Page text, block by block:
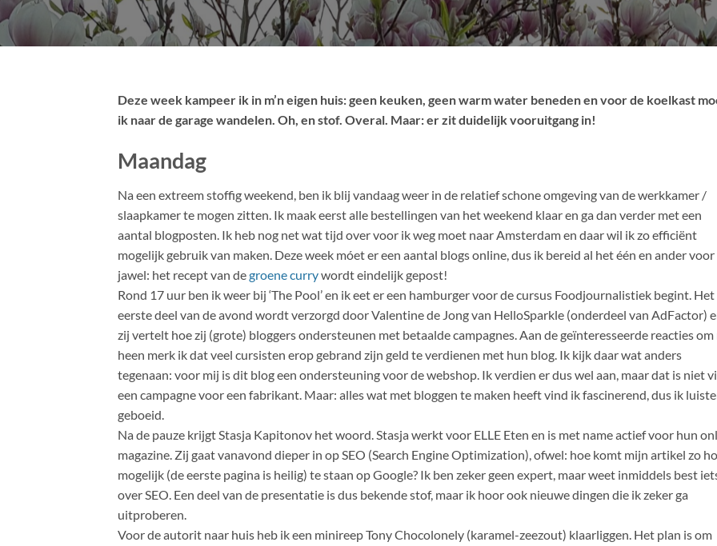
Deze week kampeer ik in m’n eigen huis: geen keuken, geen warm water beneden en voor de koelkast
ik naar de garage wandelen. Oh, en stof. Overal. Maar: er zit duidelijk vooruitgang in!
Maandag
Na een extreem stoffig weekend, ben ik blij vandaag weer in de relatief schone omgeving van de werkkamer /
slaapkamer te mogen zitten. Ik maak eerst alle bestellingen van het weekend klaar en ga dan verder met een
aantal blogposten. Ik heb nog net wat tijd over voor ik weg moet naar Amsterdam en daar wil ik zo efficiënt
mogelijk gebruik van maken. Deze week móet er een aantal blogs online, dus ik bereid al het één en ander voor
jawel: het recept van degroene currywordt eindelijk gepost!
Rond 17 uur ben ik weer bij ‘The Pool’ en ik eet er een hamburger voor de cursus Foodjournalistiek begint. Het
eerste deel van de avond wordt verzorgd door Valentine de Jong van HelloSparkle (onderdeel van AdFactor)
zij vertelt hoe zij (grote) bloggers ondersteunen met betaalde campagnes. Aan de geïnteresseerde reacties om
heen merk ik dat veel cursisten erop gebrand zijn geld te verdienen met hun blog. Ik kijk daar wat anders
tegenaan: voor mij is dit blog een ondersteuning voor de webshop. Ik verdien er dus wel aan, maar dat is niet
een campagne voor een fabrikant. Maar: alles wat met bloggen te maken heeft vind ik fascinerend, dus ik
geboeid.
Na de pauze krijgt Stasja Kapitonov het woord. Stasja werkt voor ELLE Eten en is met name actief voor hun
magazine. Zij gaat vanavond dieper in op SEO (Search Engine Optimization), ofwel: hoe komt mijn artikel zo
mogelijk (de eerste pagina is heilig) te staan op Google? Ik ben zeker geen expert, maar weet inmiddels best
over SEO. Een deel van de presentatie is dus bekende stof, maar ik hoor ook nieuwe dingen die ik zeker ga
uitproberen.
Voor de autorit naar huis heb ik een minireep Tony Chocolonely (karamel-zeezout) klaarliggen. Het plan is om